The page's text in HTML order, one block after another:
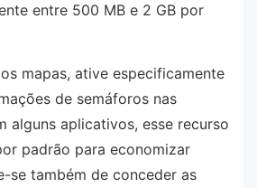
entre 500 MB e 2 GB por
mapas, ative especificamente
de semáforos nas
alguns aplicativos, esse recurso
padrão para economizar
se também de conceder as